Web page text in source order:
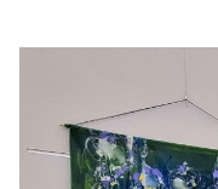
日本第二十三回《NAU21
灣參展者 王穆提先生（日
術家作品前合影。